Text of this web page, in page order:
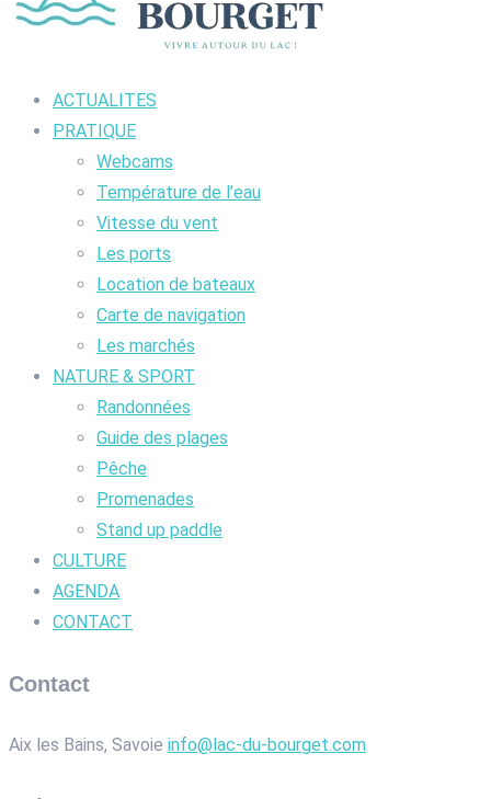
ACTUALITES
PRATIQUE
Webcams
Température de l’eau
Vitesse du vent
Les ports
Location de bateaux
Carte de navigation
Les marchés
NATURE & SPORT
Randonnées
Guide des plages
Pêche
Promenades
Stand up paddle
CULTURE
AGENDA
CONTACT
Contact
Aix les Bains, Savoie info@lac-du-bourget.com